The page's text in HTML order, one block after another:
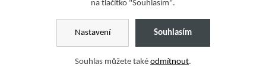
mapa webu
na tlačítko "Souhlasím".
Nastavení Souhlasím
Souhlas můžete také odmítnout.